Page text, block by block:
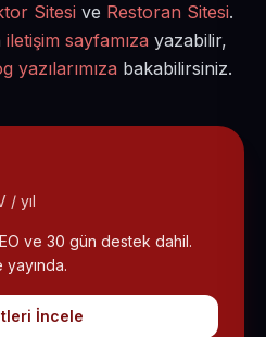
Sitesi ve Restoran Sitesi.
iletişim sayfamıza yazabilir,
yazılarımıza bakabilirsiniz.
/ yıl
ve 30 gün destek dahil.
İncele